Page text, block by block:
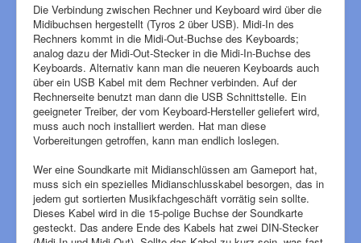
Die Verbindung zwischen Rechner und Keyboard wird über die
Midibuchsen hergestellt (Tyros 2 über USB). Midi-In des
Rechners kommt in die Midi-Out-Buchse des Keyboards;
analog dazu der Midi-Out-Stecker in die Midi-In-Buchse des
Keyboards. Alternativ kann man die neueren Keyboards auch
über ein USB Kabel mit dem Rechner verbinden. Auf der
Rechnerseite benutzt man dann die USB Schnittstelle. Ein
geeigneter Treiber, der vom Keyboard-Hersteller geliefert wird,
muss auch noch installiert werden. Hat man diese
Vorbereitungen getroffen, kann man endlich loslegen.
Wer eine Soundkarte mit Midianschlüssen am Gameport hat,
muss sich ein spezielles Midianschlusskabel besorgen, das in
jedem gut sortierten Musikfachgeschäft vorrätig sein sollte.
Dieses Kabel wird in die 15-polige Buchse der Soundkarte
gesteckt. Das andere Ende des Kabels hat zwei DIN-Stecker